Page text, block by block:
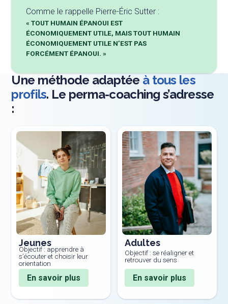
Comme le rappelle Pierre-Éric Sutter :
« TOUT HUMAIN ÉPANOUI EST
ÉCONOMIQUEMENT UTILE, MAIS TOUT HUMAIN
ÉCONOMIQUEMENT UTILE N’EST PAS
FORCÉMENT ÉPANOUI. »
Une méthode adaptée à tous les
profils. Le perma-coaching s’adresse
:
Jeunes
Objectif : apprendre à
s’écouter et choisir leur
orientation
En savoir plus
Adultes
Objectif : se réaligner et
retrouver du sens
En savoir plus